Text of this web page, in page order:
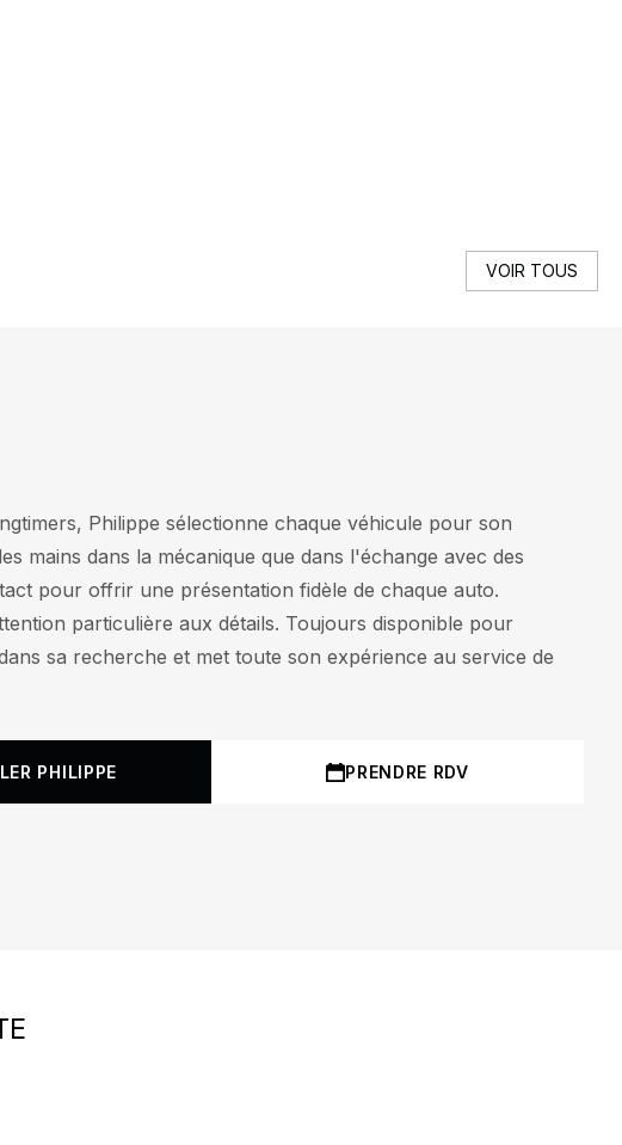
VOIR TOUS
Philippe sélectionne chaque véhicule pour son
mains dans la mécanique que dans l'échange avec des
pour offrir une présentation fidèle de chaque auto.
particulière aux détails. Toujours disponible pour
sa recherche et met toute son expérience au service de
PHILIPPE PRENDRE RDV